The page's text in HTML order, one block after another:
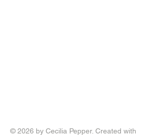
© 2026 by Cecilia Pepper. Created with